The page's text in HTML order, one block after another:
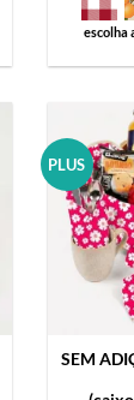
escolha
PLUS
SEM